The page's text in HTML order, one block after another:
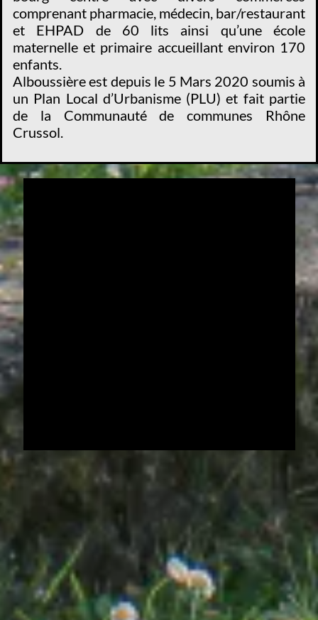
comprenant pharmacie, médecin, bar/restaurant
et EHPAD de 60 lits ainsi qu’une école
maternelle et primaire accueillant environ 170
enfants.
Alboussière est depuis le 5 Mars 2020 soumis à
un Plan Local d’Urbanisme (PLU) et fait partie
de la Communauté de communes Rhône
Crussol.